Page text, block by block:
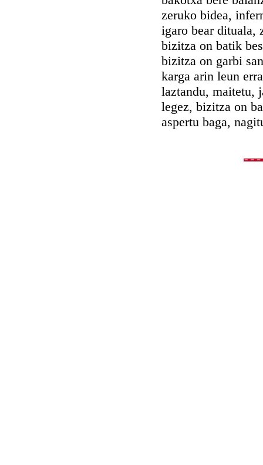
zeruko bidea,
igaro bear dituala,
bizitza on batik
bizitza on garbi
karga arin leun
laztandu, maitetu,
legez, bizitza on
aspertu baga,